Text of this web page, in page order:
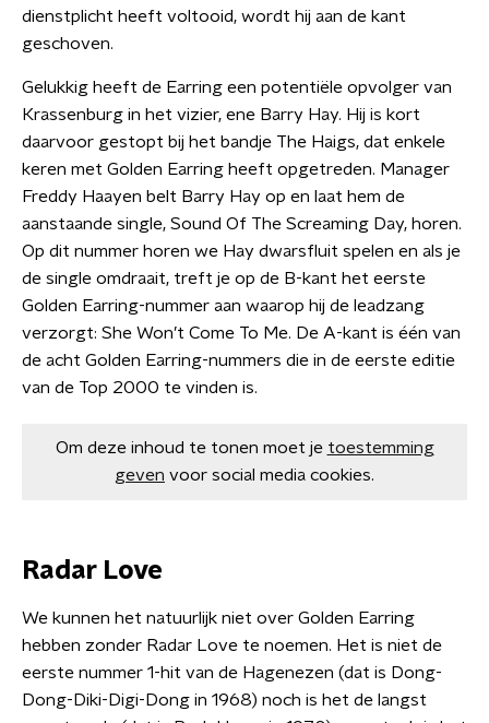
dienstplicht heeft voltooid, wordt hij aan de kant
geschoven.
Gelukkig heeft de Earring een potentiële opvolger van
Krassenburg in het vizier, ene Barry Hay. Hij is kort
daarvoor gestopt bij het bandje The Haigs, dat enkele
keren met Golden Earring heeft opgetreden. Manager
Freddy Haayen belt Barry Hay op en laat hem de
aanstaande single, Sound Of The Screaming Day, horen.
Op dit nummer horen we Hay dwarsfluit spelen en als je
de single omdraait, treft je op de B-kant het eerste
Golden Earring-nummer aan waarop hij de leadzang
verzorgt: She Won’t Come To Me. De A-kant is één van
de acht Golden Earring-nummers die in de eerste editie
van de Top 2000 te vinden is.
Om deze inhoud te tonen moet je toestemming
geven voor social media cookies.
Radar Love
We kunnen het natuurlijk niet over Golden Earring
hebben zonder Radar Love te noemen. Het is niet de
eerste nummer 1-hit van de Hagenezen (dat is Dong-
Dong-Diki-Digi-Dong in 1968) noch is het de langst